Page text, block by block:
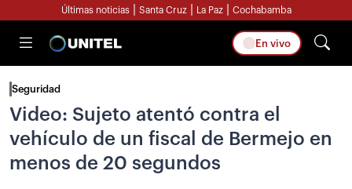
Últimas noticias Santa Cruz La Paz Cochabamba
En vivo
Seguridad
Video: Sujeto atentó contra el
vehículo de un fiscal de Bermejo en
menos de 20 segundos